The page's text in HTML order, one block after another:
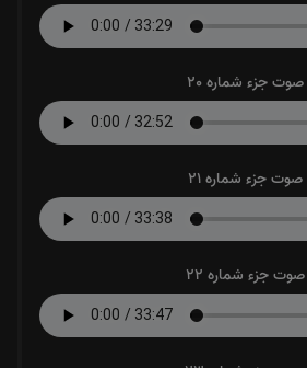
صوت جزء شماره 20
صوت جزء شماره 21
صوت جزء شماره 22